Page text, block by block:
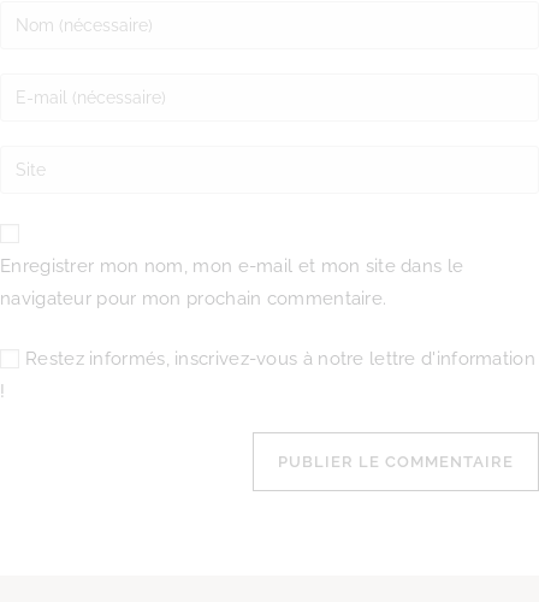
Enregistrer mon nom, mon e-mail et mon site dans le
navigateur pour mon prochain commentaire.
Restez informés, inscrivez-vous à notre lettre d'information
!